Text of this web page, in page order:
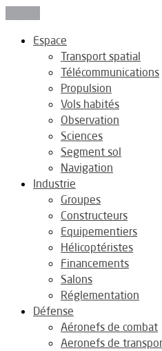
Espace
Transport spatial
Télécommunications
Propulsion
Vols habités
Observation
Sciences
Segment sol
Navigation
Industrie
Groupes
Constructeurs
Equipementiers
Hélicoptéristes
Financements
Salons
Réglementation
Défense
Aéronefs de combat
Aeronefs de